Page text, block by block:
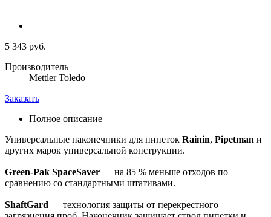
5 343 руб.
Производитель
Mettler Toledo
Заказать
Полное описание
Универсальные наконечники для пипеток Rainin, Pipetman и
других марок универсальной конструкции.
Green-Pak SpaceSaver — на 85 % меньше отходов по
сравнению со стандартными штативами.
ShaftGard — технология защиты от перекрестного